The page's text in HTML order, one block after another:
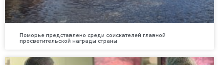
Поморье представлено среди соискателей главной
просветительской награды страны